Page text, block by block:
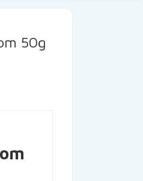
50g